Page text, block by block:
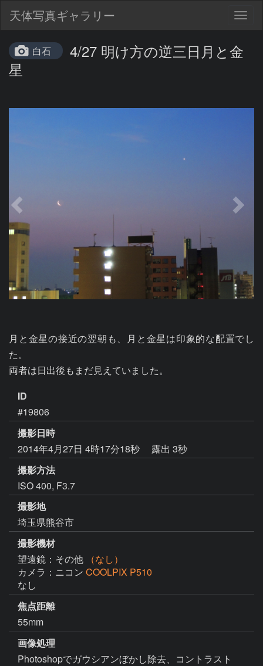
天体写真ギャラリー
白石
4/27 明け方の逆三日月と金
星
月と金星の接近の翌朝も、月と金星は印象的な配置でし
た。
両者は日出後もまだ見えていました。
ID
#19806
撮影日時
2014年4月27日 4時17分18秒
露出 3秒
撮影方法
ISO 400, F3.7
撮影地
埼玉県熊谷市
撮影機材
望遠鏡：その他
（なし）
カメラ：ニコン COOLPIX P510
なし
焦点距離
55mm
画像処理
Photoshopでガウシアンぼかし除去、コントラスト